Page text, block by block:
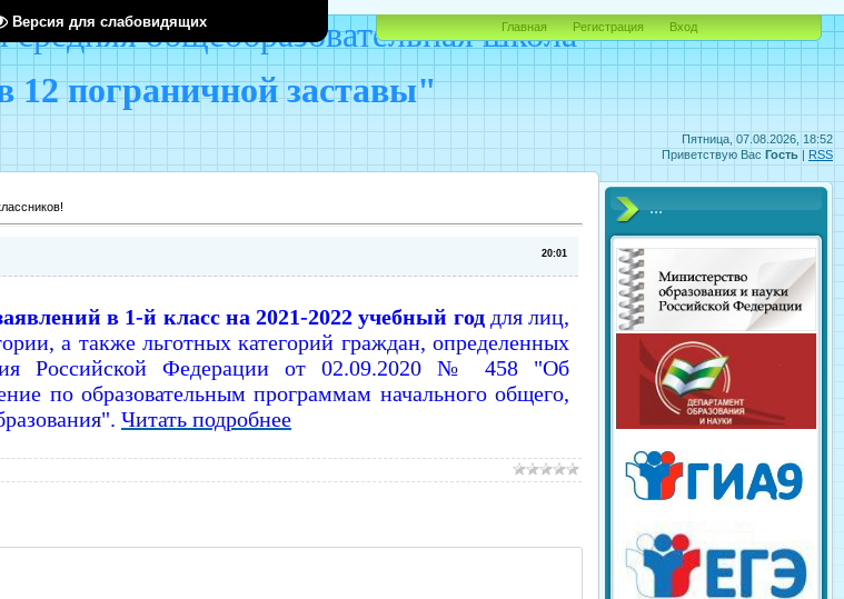
Версия для слабовидящих
Пятница, 07.08.2026, 18:52
Приветствую Вас Гость | RSS
общеобразовательная школа
12 пограничной заставы"
Главная Регистрация Вход
20:01
в 1-й класс на 2021-2022 учебный годдля лиц,
а также льготных категорий граждан, определенных
Российской Федерации от 02.09.2020 № 458 "Об
по образовательным программам начального общего,
Читать подробнее
...